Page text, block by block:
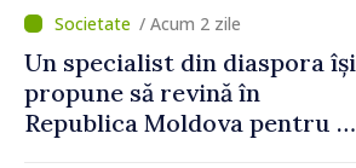
/ Acum 2 zile
Un specialist din diaspora își
propune să revină în
Republica Moldova pentru a